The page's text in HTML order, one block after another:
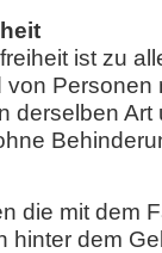
ist zu
von
derselben
die mit dem
hinter dem